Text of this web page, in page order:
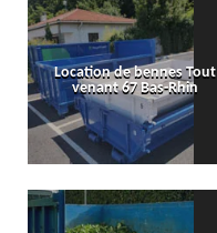
Location de bennes Tout
venant 67 Bas-Rhin